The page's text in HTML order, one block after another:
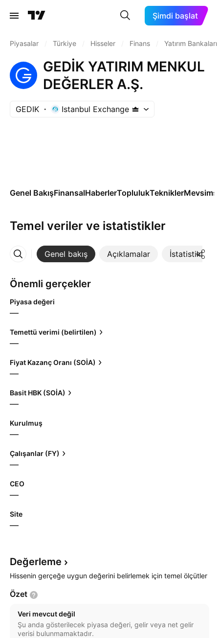
Şimdi başlat
Piyasalar Türkiye Hisseler Finans Yatırım
GEDİK YATIRIM MENKUL
DEĞERLER A.Ş.
GEDIK Istanbul Exchange
Genel BakışFinansalHaberlerToplulukTeknikler
Temel veriler ve istatistikler
Genel bakış Açıklamalar İstatistikler
Daha Fazla
Önemli gerçekler
Piyasa değeri
—
Temettü verimi (belirtilen)
—
Fiyat Kazanç Oranı (SOİA)
—
Basit HBK (SOİA)
—
Kurulmuş
—
Çalışanlar (FY)
—
CEO
—
Site
—
Değerleme
Hissenin gerçeğe uygun değerini belirlemek için temel ölçütler
Özet
Veri mevcut değil
Şu anda gösterilecek piyasa değeri, gelir veya net gelir
verisi bulunmamaktadır.